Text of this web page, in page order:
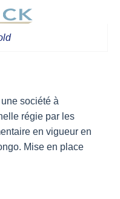
société à
régie par les
en vigueur en
Mise en place